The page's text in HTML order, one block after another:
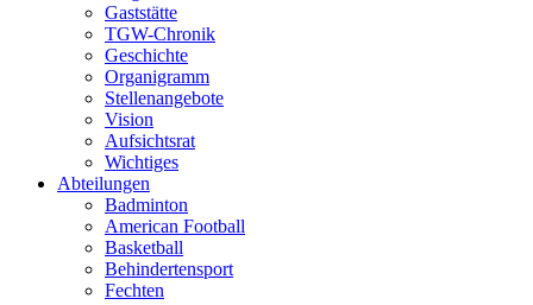
Gaststätte
TGW-Chronik
Geschichte
Organigramm
Stellenangebote
Vision
Aufsichtsrat
Wichtiges
Abteilungen
Badminton
American Football
Basketball
Behindertensport
Fechten